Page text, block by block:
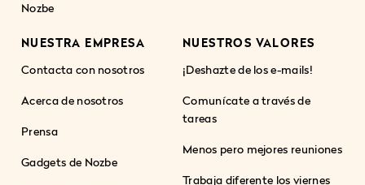
Nozbe
NUESTRA EMPRESA
Contacta con nosotros
Acerca de nosotros
Prensa
Gadgets de Nozbe
NUESTROS VALORES
¡Deshazte de los e-mails!
Comunícate a través de
tareas
Menos pero mejores reuniones
Trabaja diferente los viernes